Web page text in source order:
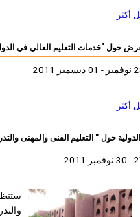
أكثر
حول "خدمات التعليم العالي في
2011
أكثر
حول " التعليم الفنى والمهنى
2011